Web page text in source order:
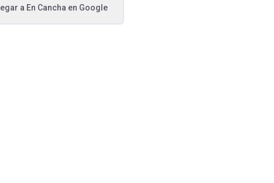
a En Cancha en Google
pestaña